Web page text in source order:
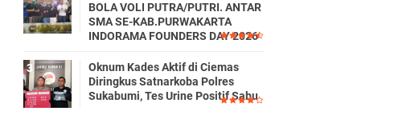
BOLA VOLI PUTRA/PUTRI. ANTAR
SMA SE-KAB.PURWAKARTA
INDORAMA FOUNDERS DAY 2026
Oknum Kades Aktif di Ciemas
Diringkus Satnarkoba Polres
Sukabumi, Tes Urine Positif Sabu